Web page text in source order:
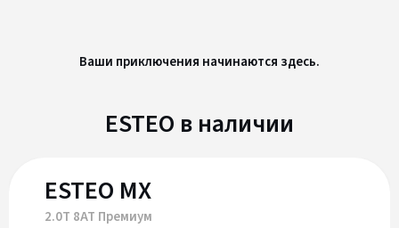
Ваши приключения начинаются здесь.
ESTEO в наличии
ESTEO MX
2.0T 8AT Премиум